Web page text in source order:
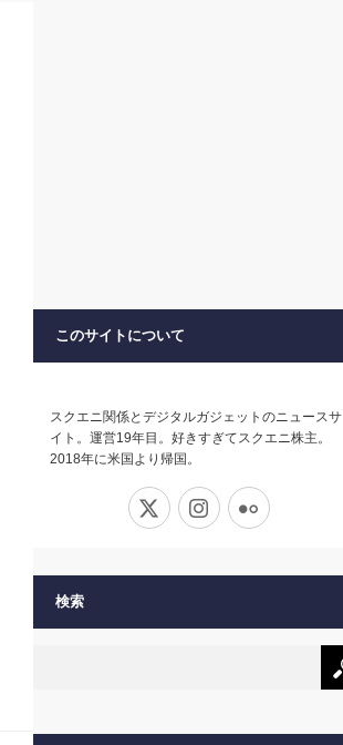
このサイトについて
スクエニ関係とデジタルガジェットのニュースサ
イト。運営19年目。好きすぎてスクエニ株主。
2018年に米国より帰国。
Instagram
検索